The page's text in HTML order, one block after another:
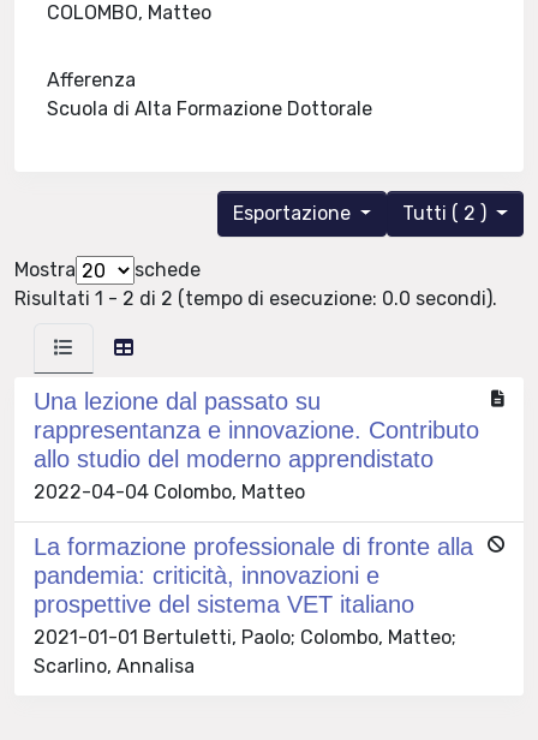
COLOMBO, Matteo
Afferenza
Scuola di Alta Formazione Dottorale
Tutti ( 2 )
Esportazione
Mostra
schede
Risultati 1 - 2 di 2 (tempo di esecuzione: 0.0 secondi).
Una lezione dal passato su
rappresentanza e innovazione. Contributo
allo studio del moderno apprendistato
2022-04-04 Colombo, Matteo
La formazione professionale di fronte alla
pandemia: criticità, innovazioni e
prospettive del sistema VET italiano
2021-01-01 Bertuletti, Paolo; Colombo, Matteo;
Scarlino, Annalisa